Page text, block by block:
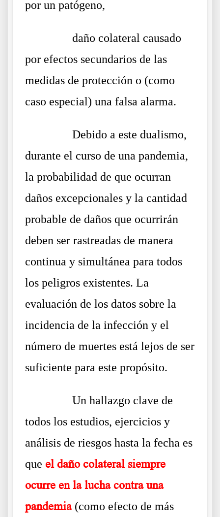
por un patógeno,
daño colateral causado
por efectos secundarios de las
medidas de protección o (como
caso especial) una falsa alarma.
Debido a este dualismo,
durante el curso de una pandemia,
la probabilidad de que ocurran
daños excepcionales y la cantidad
probable de daños que ocurrirán
deben ser rastreadas de manera
continua y simultánea para todos
los peligros existentes. La
evaluación de los datos sobre la
incidencia de la infección y el
número de muertes está lejos de ser
suficiente para este propósito.
Un hallazgo clave de
todos los estudios, ejercicios y
análisis de riesgos hasta la fecha es
que el daño colateral siempre
ocurre en la lucha contra una
pandemia(como efecto de más